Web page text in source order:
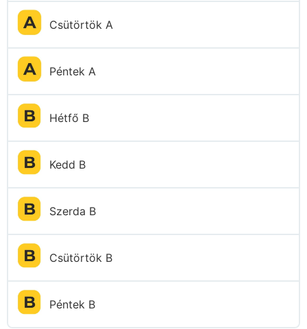
Csütörtök A
Péntek A
Hétfő B
Kedd B
Szerda B
Csütörtök B
Péntek B